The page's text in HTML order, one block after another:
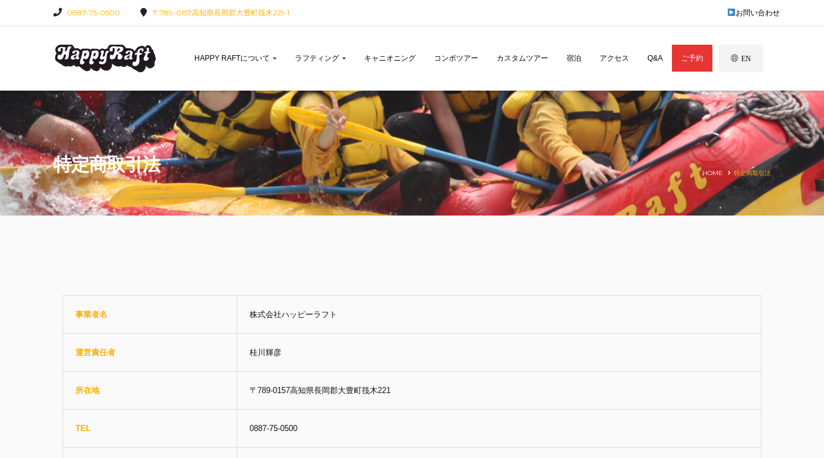
0887-75-0500 〒789-0157高知県長岡郡大豊町筏木221-1 お問い合わせ
HAPPY RAFTについて ラフティング キャニオニング コンボツアー カスタムツアー 宿泊 アクセス Q&A ご予約 EN
特定商取引法 HOME 特定商取引法
事業者名 株式会社ハッピーラフト
運営責任者 桂川輝彦
所在地 〒789-0157高知県長岡郡大豊町筏木221
TEL 0887-75-0500